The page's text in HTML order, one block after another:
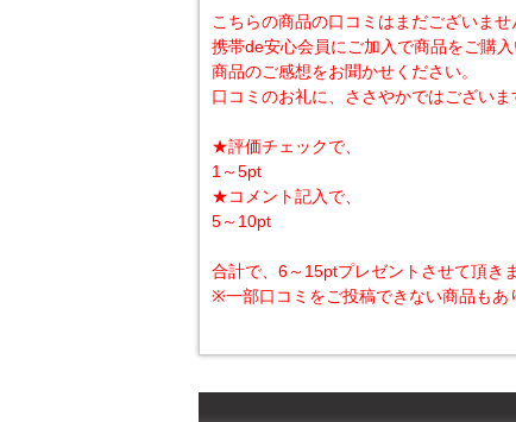
こちらの商品の口コミはまだございませ
携帯de安心会員にご加入で商品をご購入
商品のご感想をお聞かせください。
口コミのお礼に、ささやかではございま
★評価チェックで、
1～5pt
★コメント記入で、
5～10pt
合計で、6～15ptプレゼントさせて頂きま
※一部口コミをご投稿できない商品もあ